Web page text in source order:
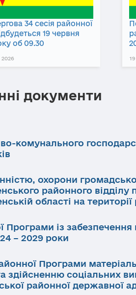
34 сесія районної
19 червня
об 09.30
2026
документи
комунального
охорони
районного відділу
області на
Програми із
– 2029 роки
Програми
здійсненню соціальних
районної державної